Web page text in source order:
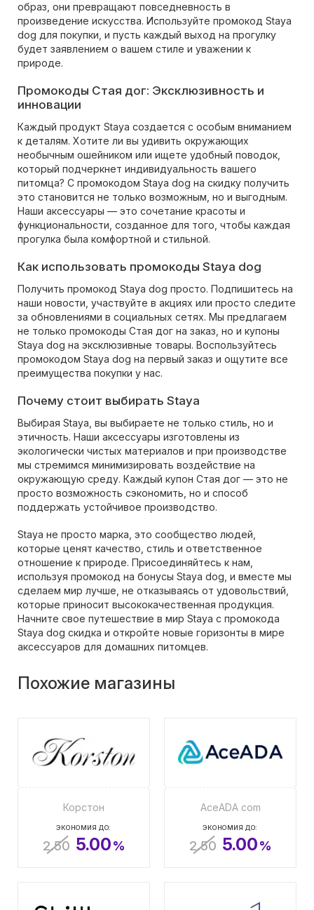
образ, они превращают повседневность в
произведение искусства. Используйте промокод Staya
dog для покупки, и пусть каждый выход на прогулку
будет заявлением о вашем стиле и уважении к
природе.
Промокоды Стая дог: Эксклюзивность и
инновации
Каждый продукт Staya создается с особым вниманием
к деталям. Хотите ли вы удивить окружающих
необычным ошейником или ищете удобный поводок,
который подчеркнет индивидуальность вашего
питомца? С промокодом Staya dog на скидку получить
это становится не только возможным, но и выгодным.
Наши аксессуары — это сочетание красоты и
функциональности, созданное для того, чтобы каждая
прогулка была комфортной и стильной.
Как использовать промокоды Staya dog
Получить промокод Staya dog просто. Подпишитесь на
наши новости, участвуйте в акциях или просто следите
за обновлениями в социальных сетях. Мы предлагаем
не только промокоды Стая дог на заказ, но и купоны
Staya dog на эксклюзивные товары. Воспользуйтесь
промокодом Staya dog на первый заказ и ощутите все
преимущества покупки у нас.
Почему стоит выбирать Staya
Выбирая Staya, вы выбираете не только стиль, но и
этичность. Наши аксессуары изготовлены из
экологически чистых материалов и при производстве
мы стремимся минимизировать воздействие на
окружающую среду. Каждый купон Стая дог — это не
просто возможность сэкономить, но и способ
поддержать устойчивое производство.
Staya не просто марка, это сообщество людей,
которые ценят качество, стиль и ответственное
отношение к природе. Присоединяйтесь к нам,
используя промокод на бонусы Staya dog, и вместе мы
сделаем мир лучше, не отказываясь от удовольствий,
которые приносит высококачественная продукция.
Начните свое путешествие в мир Staya с промокода
Staya dog скидка и откройте новые горизонты в мире
аксессуаров для домашних питомцев.
Похожие магазины
Корстон
ЭКОНОМИЯ ДО:
2.50 5.00%
AceADA com
ЭКОНОМИЯ ДО:
2.50 5.00%